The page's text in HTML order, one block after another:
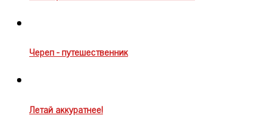
Череп - путешественник
Летай аккуратнее!